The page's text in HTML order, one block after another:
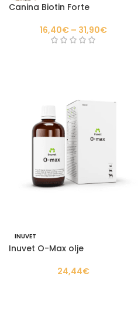
Canina Biotin Forte
16,40€ – 31,90€
INUVET
Inuvet O-Max olje
24,44€